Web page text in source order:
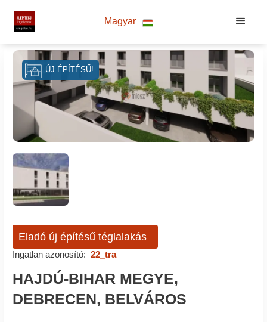
Magyar
ÚJ ÉPÍTÉSŰ!
Eladó új építésű téglalakás
Ingatlan azonosító: 22_tra
HAJDÚ-BIHAR MEGYE,
DEBRECEN, BELVÁROS